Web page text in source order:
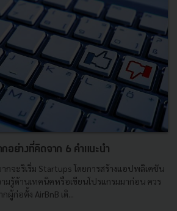
อย่างที่คิดจาก 6 คำแนะนำ
จะริเริ่ม Startups โดยการสร้างแอปพลิเคชัน
มรู้ด้านเทคนิคหรือเขียนโปรแกรมมาก่อน ควร
ก่อตั้ง AirBnB เดิ...